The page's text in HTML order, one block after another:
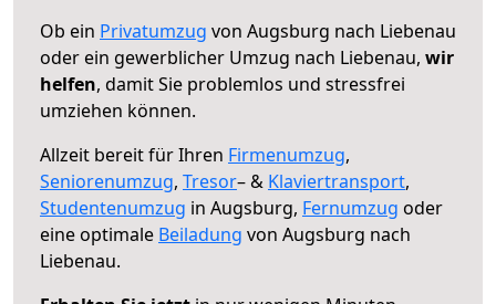
Ob ein Privatumzug von Augsburg nach Liebenau
oder ein gewerblicher Umzug nach Liebenau, wir
helfen, damit Sie problemlos und stressfrei
umziehen können.
Allzeit bereit für Ihren Firmenumzug,
Seniorenumzug, Tresor– & Klaviertransport,
Studentenumzug in Augsburg, Fernumzug oder
eine optimale Beiladung von Augsburg nach
Liebenau.